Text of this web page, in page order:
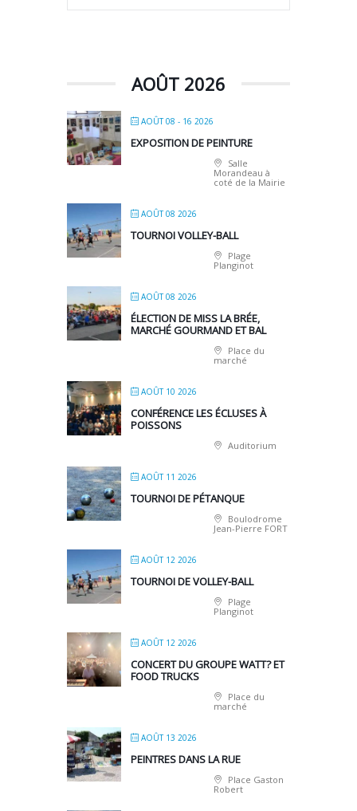
AOÛT 2026
AOÛT 08 - 16 2026
EXPOSITION DE PEINTURE
Salle
Morandeau à
coté de la Mairie
AOÛT 08 2026
TOURNOI VOLLEY-BALL
Plage
Planginot
AOÛT 08 2026
ÉLECTION DE MISS LA BRÉE,
MARCHÉ GOURMAND ET BAL
Place du
marché
AOÛT 10 2026
CONFÉRENCE LES ÉCLUSES À
POISSONS
Auditorium
AOÛT 11 2026
TOURNOI DE PÉTANQUE
Boulodrome
Jean-Pierre FORT
AOÛT 12 2026
TOURNOI DE VOLLEY-BALL
Plage
Planginot
AOÛT 12 2026
CONCERT DU GROUPE WATT? ET
FOOD TRUCKS
Place du
marché
AOÛT 13 2026
PEINTRES DANS LA RUE
Place Gaston
Robert